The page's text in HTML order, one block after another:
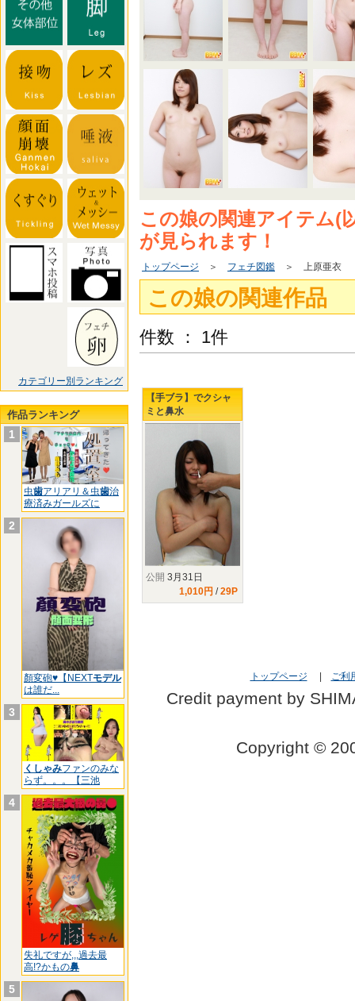
カテゴリー別ランキング
作品ランキング
1
虫歯アリアリ＆虫歯治
療済みガールズに
2
顏変砲♥【NEXTモデル
は誰だ...
3
くしゃみファンのみな
らず。。。【三池
4
失礼ですが,,,過去最
高!?かもの鼻
5
この娘の関連アイテム(
が見られます！
トップページ ＞ フェチ図鑑 ＞ 上原亜衣
この娘の関連作品
件数 ： 1件
【手ブラ】でクシャ
ミと鼻水
公開 3月31日
1,010円 /29P
トップページ ご利
Credit payment by
Copyright ©